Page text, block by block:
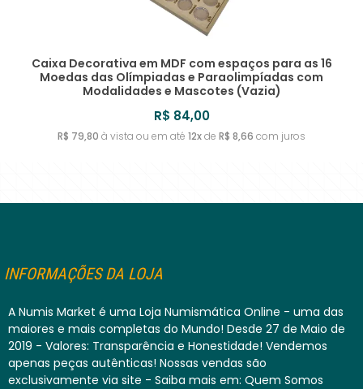
Caixa Decorativa em MDF com espaços para as 16
Moedas das Olímpiadas e Paraolimpíadas com
Modalidades e Mascotes (Vazia)
R$ 84,00
R$ 79,80 à vista ou em até 12xde R$ 8,66 com juros
INFORMAÇÕES DA LOJA
A Numis Market é uma Loja Numismática Online - uma das
maiores e mais completas do Mundo! Desde 27 de Maio de
2019 - Valores: Transparência e Honestidade! Vendemos
apenas peças autênticas! Nossas vendas são
exclusivamente via site - Saiba mais em: Quem Somos